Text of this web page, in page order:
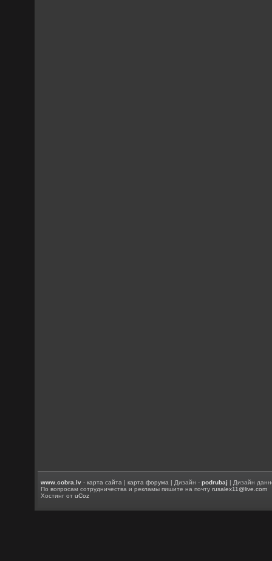
www.cobra.lv -карта сайта |карта форума | Дизайн -podrubaj | Дизайн
По вопросам сотрудничества и рекламы пишите на почтуrusalex11@live.com
Хостинг отuCoz